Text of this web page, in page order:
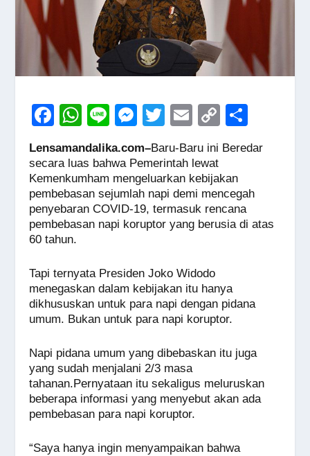
F
c
e
b
o
o
k
W
h
at
s
A
p
Li
e
M
ss
e
n
g
T
wi
tt
er
E
m
ail
C
o
p
y
Li
n
h
ar
Lensamandalika.com–Baru-Baru ini Beredar
secara luas bahwa Pemerintah lewat
Kemenkumham mengeluarkan kebijakan
pembebasan sejumlah napi demi mencegah
penyebaran COVID-19, termasuk rencana
pembebasan napi koruptor yang berusia di atas
60 tahun.
Tapi ternyata Presiden Joko Widodo
menegaskan dalam kebijakan itu hanya
dikhususkan untuk para napi dengan pidana
umum. Bukan untuk para napi koruptor.
Napi pidana umum yang dibebaskan itu juga
yang sudah menjalani 2/3 masa
tahanan.Pernyataan itu sekaligus meluruskan
beberapa informasi yang menyebut akan ada
pembebasan para napi koruptor.
“Saya hanya ingin menyampaikan bahwa